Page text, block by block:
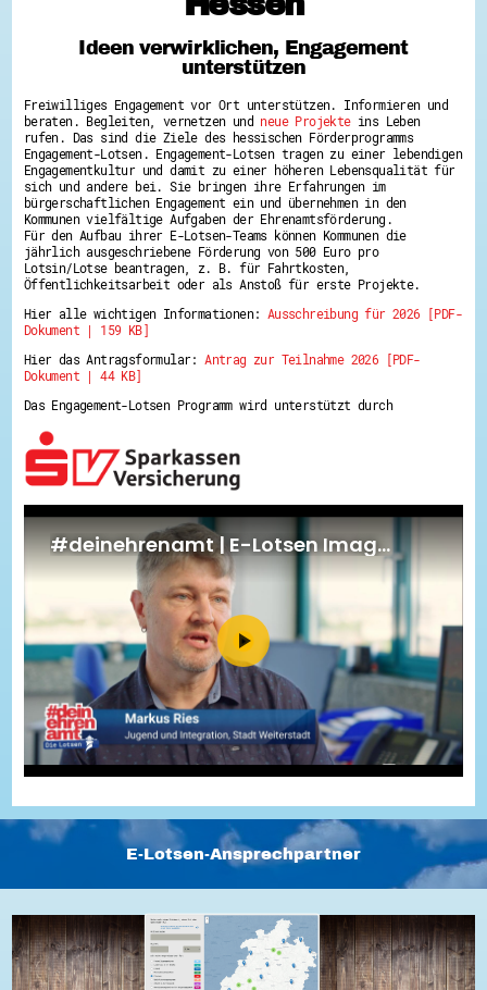
Hessen hilft Ukraine
Zeig uns dein Ehrenamt
Wettbewerb | Trikotwettbewerb
Wettbewerb | 80 Jahre Hessen - Engagement
mit Herz
8 Vereine x 80 Jahre x 1.000 €
Ausgezeichnete Projekte
Menschen des Respekts
SHARE IT: Teile deine Infos!
Gestalte dein Ehrenamt
Ehrenamts-Card Hessen
Engagement-Lotsen
Crowdfunding - Viele schaffen mehr
Ehrentag
Hessen engagiert - Digitale Themenabende
Kompetenznachweis Hessen
Service-Learning
Mach dich schlau
GEMA-Pakt
Di@-Lotsen in Hessen
Energiepreiskrise und Ehrenamt
Flüchtlingshilfe + Integration
Generationsübergreifend aktiv
Patenschaftsprojekte
Qualifizierung & Fortbildung
Stiftungen
Vereine, Spenden, Steuern - Gut zu Wissen
Versicherungsschutz
Wissenswertes rund um dein Ehrenamt
Zahlen, Daten, Fakten aus Hessen
Service
Suche
Downloads
Kontakt
Impressum
Barriere melden
Ideen verwirklichen, Engagement
unterstützen
Freiwilliges Engagement vor Ort unterstützen. Informieren und
beraten. Begleiten, vernetzen und neue Projekteins Leben
rufen. Das sind die Ziele des hessischen Förderprogramms
Engagement-Lotsen. Engagement-Lotsen tragen zu einer lebendigen
Engagementkultur und damit zu einer höheren Lebensqualität für
sich und andere bei. Sie bringen ihre Erfahrungen im
bürgerschaftlichen Engagement ein und übernehmen in den
Kommunen vielfältige Aufgaben der Ehrenamtsförderung.
Für den Aufbau ihrer E-Lotsen-Teams können Kommunen die
jährlich ausgeschriebene Förderung von 500 Euro pro
Lotsin/Lotse beantragen, z. B. für Fahrtkosten,
Öffentlichkeitsarbeit oder als Anstoß für erste Projekte.
Hier alle wichtigen Informationen: Ausschreibung für 2026 [PDF-
Dokument | 159 KB]
Hier das Antragsformular:Antrag zur Teilnahme 2026 [PDF-
Dokument | 44 KB]
Das Engagement-Lotsen Programm wird unterstützt durch
E-Lotsen-Ansprechpartner